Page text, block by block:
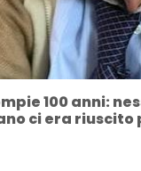
100 anni:
ci era riuscito